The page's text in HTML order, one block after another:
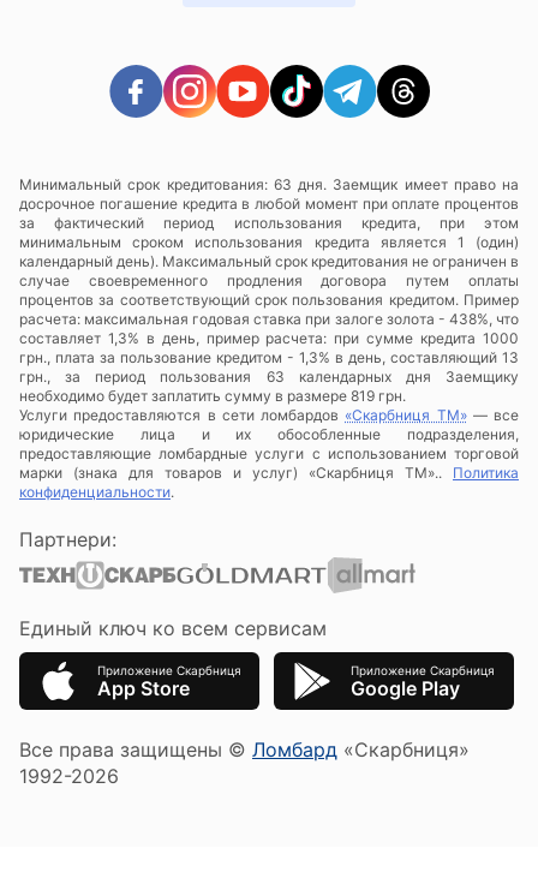
Минимальный срок кредитования: 63 дня. Заемщик имеет право на
досрочное погашение кредита в любой момент при оплате процентов
за фактический период использования кредита, при этом
минимальным сроком использования кредита является 1 (один)
календарный день). Максимальный срок кредитования не ограничен в
случае своевременного продления договора путем оплаты
процентов за соответствующий срок пользования кредитом. Пример
расчета: максимальная годовая ставка при залоге золота - 438%, что
составляет 1,3% в день, пример расчета: при сумме кредита 1000
грн., плата за пользование кредитом - 1,3% в день, составляющий 13
грн., за период пользования 63 календарных дня Заемщику
необходимо будет заплатить сумму в размере 819 грн.
Услуги предоставляются в сети ломбардов «Скарбниця ТМ»— все
юридические лица и их обособленные подразделения,
предоставляющие ломбардные услуги с использованием торговой
марки (знака для товаров и услуг) «Скарбниця ТМ».. Политика
конфиденциальности.
Партнери:
Единый ключ ко всем сервисам
Приложение Скарбниця
App Store
Приложение Скарбниця
Google Play
Все права защищены © Ломбард «Скарбниця»
1992-2026